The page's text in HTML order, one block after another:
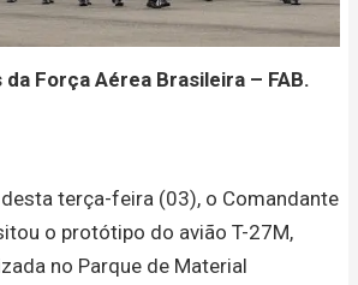
Força Aérea Brasileira – FAB.
terça-feira (03), o Comandante
o protótipo do avião T-27M,
no Parque de Material